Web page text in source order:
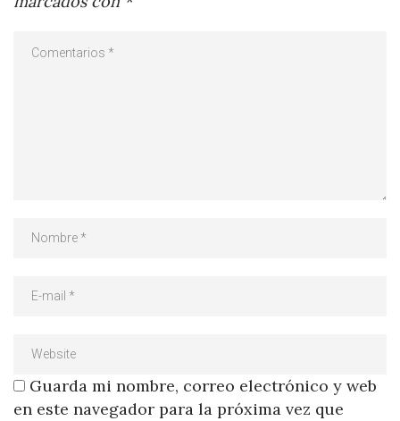
Guarda mi nombre, correo electrónico y web
en este navegador para la próxima vez que